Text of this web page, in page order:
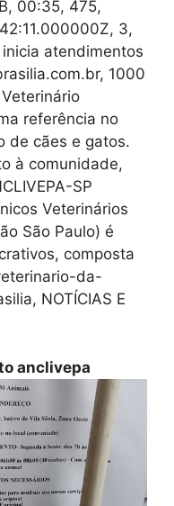
00:35, 475,
3,
atendimentos
1000
referência no
de cães e gatos.
à comunidade,
SP
Veterinários
São Paulo) é
composta
da-
NOTÍCIAS E
anclivepa